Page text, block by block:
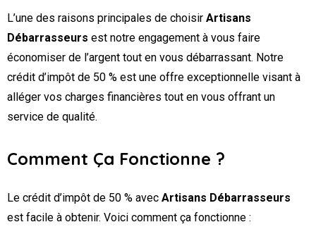
L’une des raisons principales de choisir Artisans
Débarrasseurs est notre engagement à vous faire
économiser de l’argent tout en vous débarrassant. Notre
crédit d’impôt de 50 % est une offre exceptionnelle visant à
alléger vos charges financières tout en vous offrant un
service de qualité.
Comment Ça Fonctionne ?
Le crédit d’impôt de 50 % avec Artisans Débarrasseurs
est facile à obtenir. Voici comment ça fonctionne :